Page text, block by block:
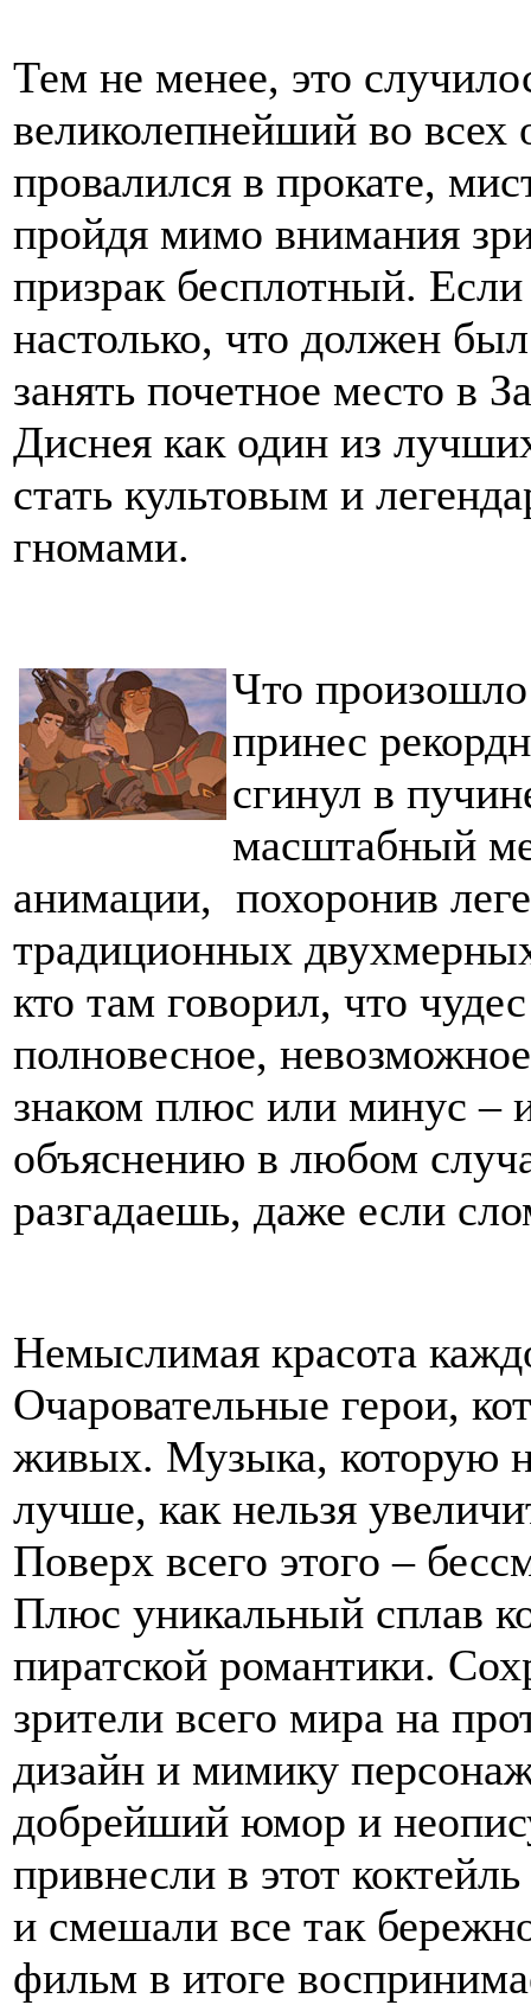
Тем не менее, это
великолепнейший во
провалился в прокате,
пройдя мимо внимания
призрак бесплотный.
настолько, что должен
занять почетное место в
Диснея как один из
стать культовым и
гномами.
Что
принес
сгинул в
масштабный
анимации, похоронив
традиционных
кто там говорил, что
полновесное,
знаком плюс или минус –
объяснению в любом
разгадаешь, даже если
Немыслимая красота
Очаровательные герои,
живых. Музыка, которую
лучше, как нельзя
Поверх всего этого –
Плюс уникальный сплав
пиратской романтики.
зрители всего мира на
дизайн и мимику
добрейший юмор и
привнесли в этот
и смешали все так
фильм в итоге